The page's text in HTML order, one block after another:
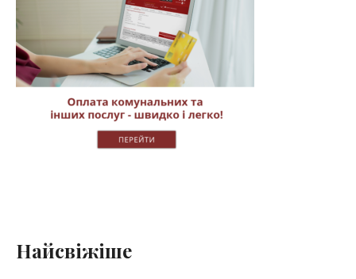
Найсвіжіше